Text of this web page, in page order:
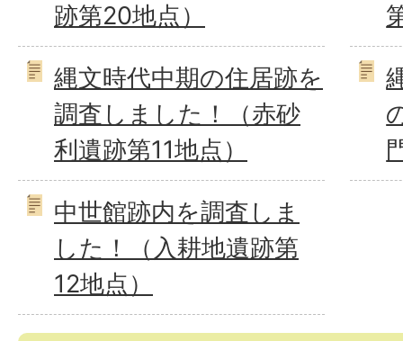
跡第20地点）
縄文時代中期の住居跡を
調査しました！（赤砂
利遺跡第11地点）
中世館跡内を調査しま
した！（入耕地遺跡第
12地点）